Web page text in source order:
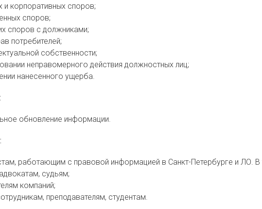
и корпоративных споров;
споров;
споров с должниками;
потребителей;
собственности;
неправомерного действия должностных лиц;
нанесенного ущерба.
обновление информации.
работающим с правовой информацией в Санкт-Петербурге и ЛО. В
судьям;
компаний;
преподавателям, студентам.